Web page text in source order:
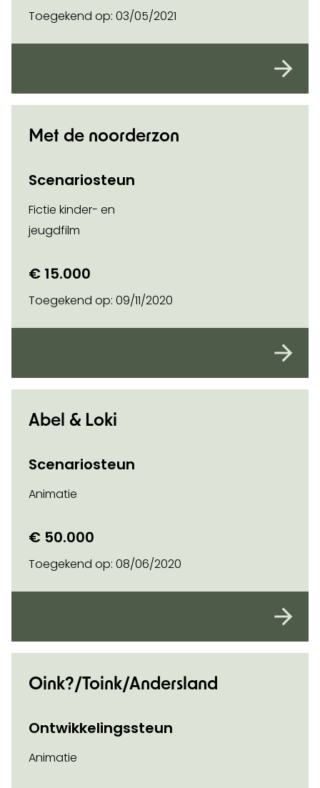
Toegekend op: 03/05/2021
Met de noorderzon
Scenariosteun
Fictie kinder- en
jeugdfilm
€ 15.000
Toegekend op: 09/11/2020
Abel & Loki
Scenariosteun
Animatie
€ 50.000
Toegekend op: 08/06/2020
Oink?/Toink/Andersland
Ontwikkelingssteun
Animatie